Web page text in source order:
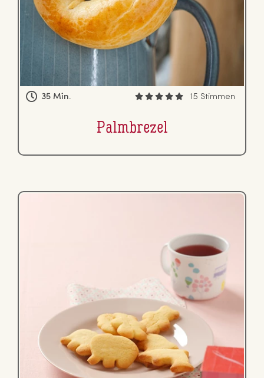
35 Min. 15 Stimmen
Palm­bre­zel